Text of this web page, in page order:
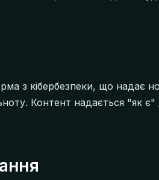
з кібербезпеки, що надає
Контент надається "як є"